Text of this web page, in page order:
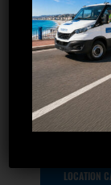
LOCATION
LOCATION
LOCATION